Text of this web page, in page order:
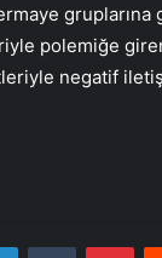
gruplarına
polemiğe
negatif
LinkedInTumblr